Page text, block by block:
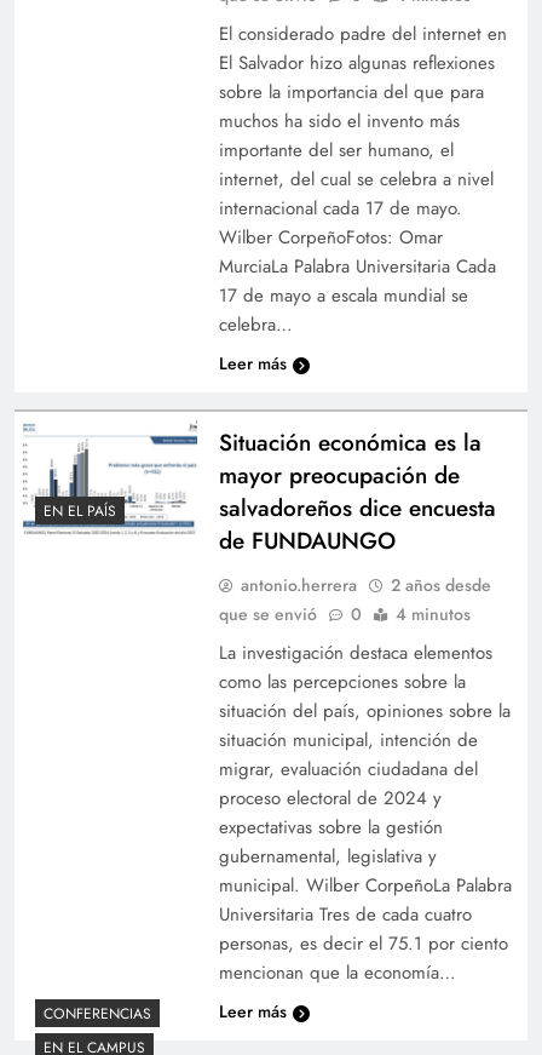
El considerado padre del internet en
El Salvador hizo algunas reflexiones
sobre la importancia del que para
muchos ha sido el invento más
importante del ser humano, el
internet, del cual se celebra a nivel
internacional cada 17 de mayo.
Wilber CorpeñoFotos: Omar
MurciaLa Palabra Universitaria Cada
17 de mayo a escala mundial se
celebra…
Leer más
EN EL PAÍS
Situación económica es la
mayor preocupación de
salvadoreños dice encuesta
de FUNDAUNGO
antonio.herrera
2 años desde
que se envió
0 4 minutos
La investigación destaca elementos
como las percepciones sobre la
situación del país, opiniones sobre la
situación municipal, intención de
migrar, evaluación ciudadana del
proceso electoral de 2024 y
expectativas sobre la gestión
gubernamental, legislativa y
municipal. Wilber CorpeñoLa Palabra
Universitaria Tres de cada cuatro
personas, es decir el 75.1 por ciento
mencionan que la economía…
Leer más
CONFERENCIAS
EN EL CAMPUS